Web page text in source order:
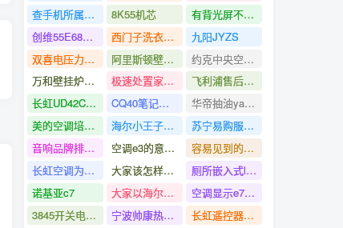
查手机所属区域
8K55机芯
有背光屏不亮的培修
创维55E680E液晶电视
西门子洗衣机怎样中途关上业窗
九阳JYZS
双喜电压力锅经常使用说明
阿里斯顿壁挂炉点火失败要素及处置方法
约克中央空调培修电话
万和壁挂炉e2缺点怎样处置
极速处置家电疑问
飞利浦售后服务核心电话地址查问指南
长虹UD42C6080iD液晶电视开机有音乐无背光的培修
CQ40笔记本电脑如何调整屏幕亮度
华帝抽油yan机培修视频
美的空调培修电话上门左近
海尔小王子洗衣机多少钱
苏宁易购服务电话怎样转人工
音响品牌排行榜
空调e3的意思是
容易见到的代码还是要知道
长虹空调为什么启动不了
大家该怎样样启动处置
厕所嵌入式led灯如何改换
诺基亚c7
大家以海尔空调为例
空调显示e7的意思是
3845开关电源培修
宁波帅康热水器有限公司售后
长虹遥控器引见